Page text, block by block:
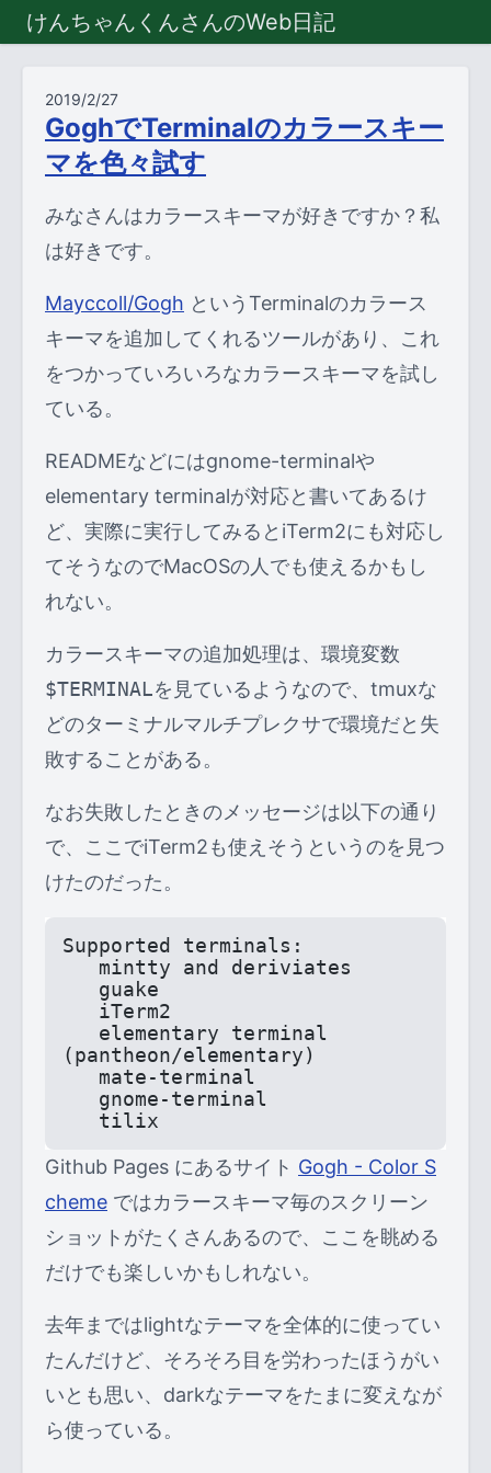
けんちゃんくんさんのWeb日記
2019/2/27
GoghでTerminalのカラースキー
マを色々試す
みなさんはカラースキーマが好きですか？私
は好きです。
Mayccoll/Gogh というTerminalのカラース
キーマを追加してくれるツールがあり、これ
をつかっていろいろなカラースキーマを試し
ている。
READMEなどにはgnome-terminalや
elementary terminalが対応と書いてあるけ
ど、実際に実行してみるとiTerm2にも対応し
てそうなのでMacOSの人でも使えるかもし
れない。
カラースキーマの追加処理は、環境変数
$TERMINALを見ているようなので、tmuxな
どのターミナルマルチプレクサで環境だと失
敗することがある。
なお失敗したときのメッセージは以下の通り
で、ここでiTerm2も使えそうというのを見つ
けたのだった。
Supported terminals:
   mintty and deriviates
   guake
   iTerm2
(pantheon/elementary)
   mate-terminal
   gnome-terminal
   tilix
Github Pages にあるサイト Gogh - Color S
cheme ではカラースキーマ毎のスクリーン
ショットがたくさんあるので、ここを眺める
だけでも楽しいかもしれない。
去年まではlightなテーマを全体的に使ってい
たんだけど、そろそろ目を労わったほうがい
いとも思い、darkなテーマをたまに変えなが
ら使っている。